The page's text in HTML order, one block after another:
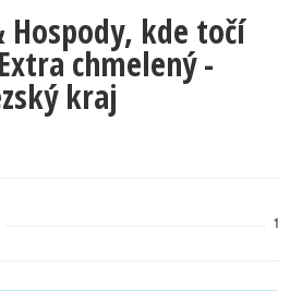
Hospody, kde točí
chmelený -
kraj
1